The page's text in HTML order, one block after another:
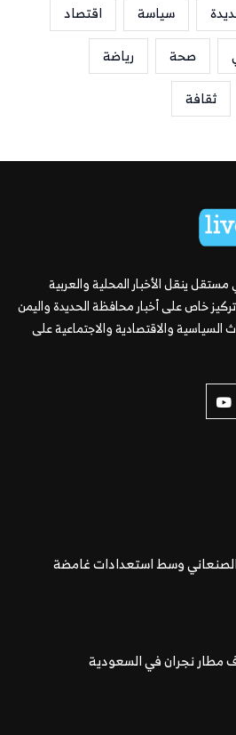
سياسة
اقتصاد
صحة
رياضة
ثقافة
ينقل الأخبار المحلية والعربية
خاص على أخبار محافظة الحديدة واليمن
السياسية والاقتصادية والاجتماعية على
الصنعاني وسط استعدادات غامضة
مطار نجران في السعودية